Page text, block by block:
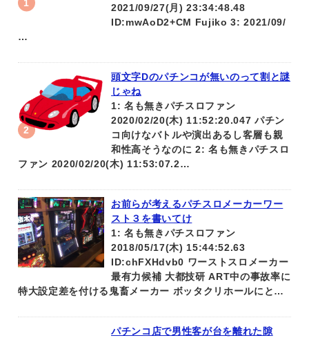
2021/09/27(月) 23:34:48.48
ID:mwAoD2+CM Fujiko 3: 2021/09/
…
頭文字Dのパチンコが無いのって割と謎
じゃね
1: 名も無きパチスロファン
2020/02/20(木) 11:52:20.047 パチン
コ向けなバトルや演出あるし客層も親
和性高そうなのに 2: 名も無きパチスロ
ファン 2020/02/20(木) 11:53:07.2…
お前らが考えるパチスロメーカーワー
スト３を書いてけ
1: 名も無きパチスロファン
2018/05/17(木) 15:44:52.63
ID:chFXHdvb0 ワーストスロメーカー
最有力候補 大都技研 ART中の事故率に
特大設定差を付ける鬼畜メーカー ボッタクリホールにと…
パチンコ店で男性客が台を離れた隙